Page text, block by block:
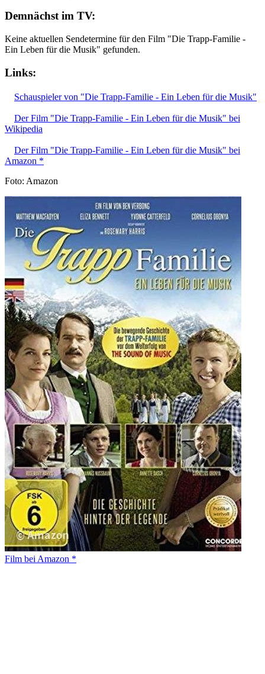
Demnächst im TV:
Keine aktuellen Sendetermine für den Film "Die Trapp-Familie -
Ein Leben für die Musik" gefunden.
Links:
Schauspieler von "Die Trapp-Familie - Ein Leben für die Musik"
Der Film "Die Trapp-Familie - Ein Leben für die Musik" bei
Wikipedia
Der Film "Die Trapp-Familie - Ein Leben für die Musik" bei
Amazon *
Foto: Amazon
Film bei Amazon *